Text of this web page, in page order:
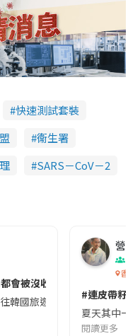
快速測試套裝
衞生署
SARS－CoV－2
會被沒收😱出發前切記檢查
往韓國旅遊的民眾，近期要
營養
香港
#連皮帶籽
夏天其中一
閱讀更多